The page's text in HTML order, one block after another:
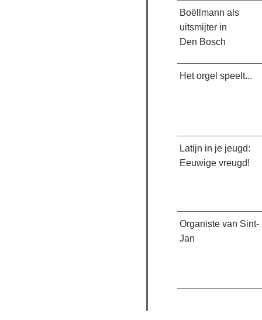
Boëllmann als
uitsmijter in
Den Bosch
Het orgel speelt...
Latijn in je jeugd:
Eeuwige vreugd!
Organiste van Sint-
Jan